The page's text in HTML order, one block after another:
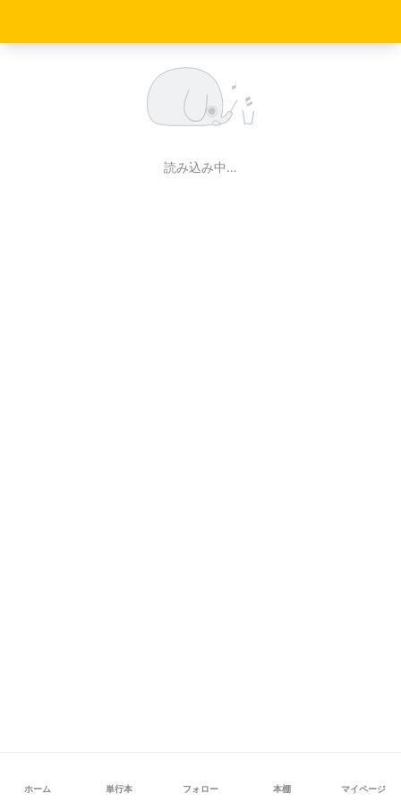
読み込み中…
ホーム 単行本 フォロー 本棚 マイページ